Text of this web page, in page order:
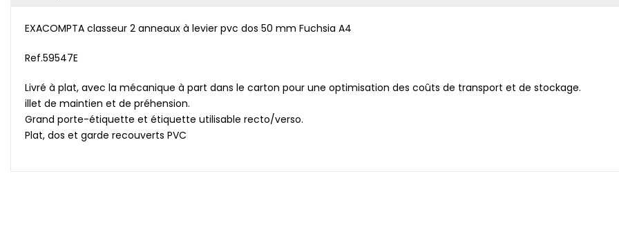
EXACOMPTA classeur 2 anneaux à levier pvc dos 50 mm Fuchsia A4
Ref.59547E
Livré à plat, avec la mécanique à part dans le carton pour une optimisation des coûts de transport et de stockage.
illet de maintien et de préhension.
Grand porte-étiquette et étiquette utilisable recto/verso.
Plat, dos et garde recouverts PVC